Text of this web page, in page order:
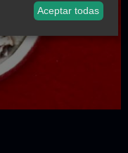
Aceptar todas